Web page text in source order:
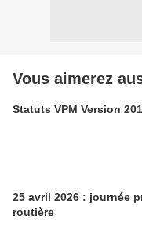
Vous aimerez
Statuts VPM Version
25 avril 2026 : journée
routière